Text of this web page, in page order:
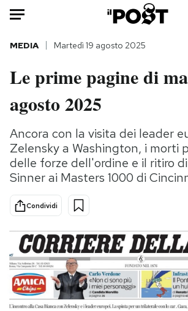
Auto
HOME
Italia
Politica
Tecnologia
Internet
Cultura
Sport
Storie/
Ok
PODCAST
MEDIA Martedì 19 agosto 2025
Le prime pagine di
agosto 2025
Ancora con la visita dei leader
Zelensky a Washington, i morti
delle forze dell'ordine e il ritiro
Sinner ai Masters 1000 di
Condividi